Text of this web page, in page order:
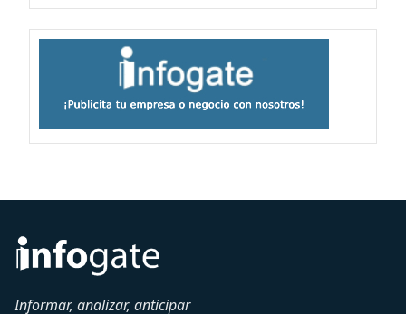
Informar, analizar, anticipar